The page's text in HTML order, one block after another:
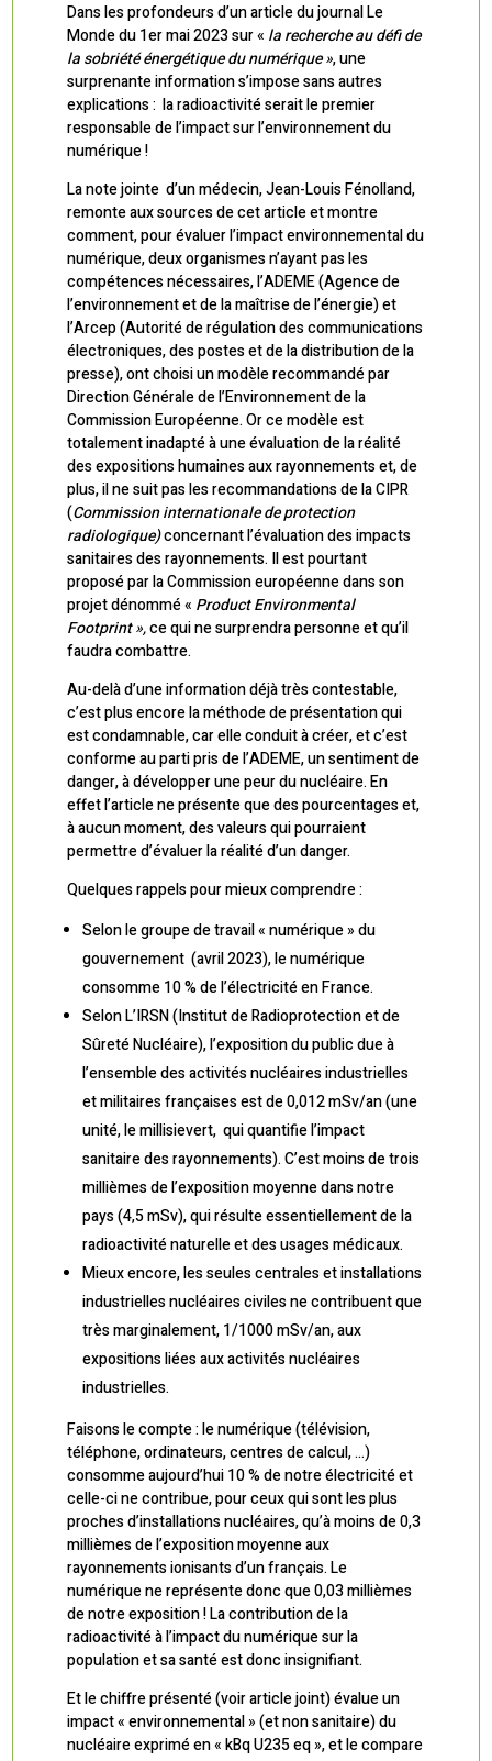
Dans les profondeurs d’un article du journal Le
Monde du 1er mai 2023 sur « la recherche au défi de
la sobriété énergétique du numérique », une
surprenante information s’impose sans autres
explications : la radioactivité serait le premier
responsable de l’impact sur l’environnement du
numérique !
La note jointe d’un médecin, Jean-Louis Fénolland,
remonte aux sources de cet article et montre
comment, pour évaluer l’impact environnemental du
numérique, deux organismes n’ayant pas les
compétences nécessaires, l’ADEME (Agence de
l’environnement et de la maîtrise de l’énergie) et
l’Arcep (Autorité de régulation des communications
électroniques, des postes et de la distribution de la
presse), ont choisi un modèle recommandé par
Direction Générale de l’Environnement de la
Commission Européenne. Or ce modèle est
totalement inadapté à une évaluation de la réalité
des expositions humaines aux rayonnements et, de
plus, il ne suit pas les recommandations de la CIPR
(Commission internationale de protection
radiologique)concernant l’évaluation des impacts
sanitaires des rayonnements. Il est pourtant
proposé par la Commission européenne dans son
projet dénommé « Product Environmental
Footprint »,ce qui ne surprendra personne et qu’il
faudra combattre.
Au-delà d’une information déjà très contestable,
c’est plus encore la méthode de présentation qui
est condamnable, car elle conduit à créer, et c’est
conforme au parti pris de l’ADEME, un sentiment de
danger, à développer une peur du nucléaire. En
effet l’article ne présente que des pourcentages et,
à aucun moment, des valeurs qui pourraient
permettre d’évaluer la réalité d’un danger.
Quelques rappels pour mieux comprendre :
Selon le groupe de travail « numérique » du
gouvernement (avril 2023), le numérique
consomme 10 % de l’électricité en France.
Selon L’IRSN (Institut de Radioprotection et de
Sûreté Nucléaire), l’exposition du public due à
l’ensemble des activités nucléaires industrielles
et militaires françaises est de 0,012 mSv/an (une
unité, le millisievert, qui quantifie l’impact
sanitaire des rayonnements). C’est moins de trois
millièmes de l’exposition moyenne dans notre
pays (4,5 mSv), qui résulte essentiellement de la
radioactivité naturelle et des usages médicaux.
Mieux encore, les seules centrales et installations
industrielles nucléaires civiles ne contribuent que
très marginalement, 1/1000 mSv/an, aux
expositions liées aux activités nucléaires
industrielles.
Faisons le compte : le numérique (télévision,
téléphone, ordinateurs, centres de calcul, …)
consomme aujourd’hui 10 % de notre électricité et
celle-ci ne contribue, pour ceux qui sont les plus
proches d’installations nucléaires, qu’à moins de 0,3
millièmes de l’exposition moyenne aux
rayonnements ionisants d’un français. Le
numérique ne représente donc que 0,03 millièmes
de notre exposition ! La contribution de la
radioactivité à l’impact du numérique sur la
population et sa santé est donc insignifiant.
Et le chiffre présenté (voir article joint) évalue un
impact « environnemental » (et non sanitaire) du
nucléaire exprimé en « kBq U235 eq », et le compare